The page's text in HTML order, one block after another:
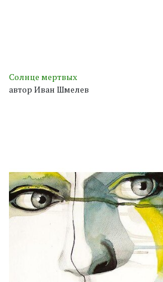
Солнце мертвых
автор Иван Шмелев